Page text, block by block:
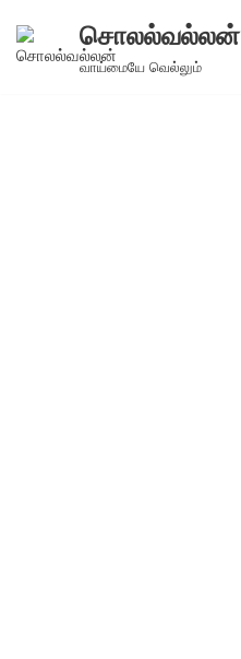
Skip
சொலல்வல்லன்
வாய்மையே வெல்லும்